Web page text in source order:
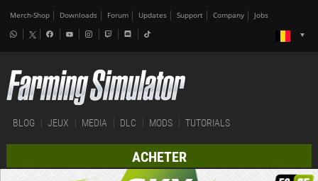
Merch-Shop Downloads Forum Updates Support Company Jobs
BLOG JEUX MEDIA DLC MODS TUTORIALS
ACHETER